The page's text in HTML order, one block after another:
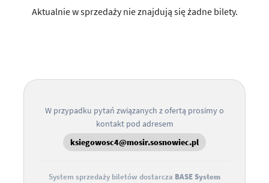
Aktualnie w sprzedaży nie znajdują się żadne bilety.
W przypadku pytań związanych z ofertą prosimy o
kontakt pod adresem
ksiegowosc4@mosir.sosnowiec.pl
System sprzedaży biletów dostarcza BASE System